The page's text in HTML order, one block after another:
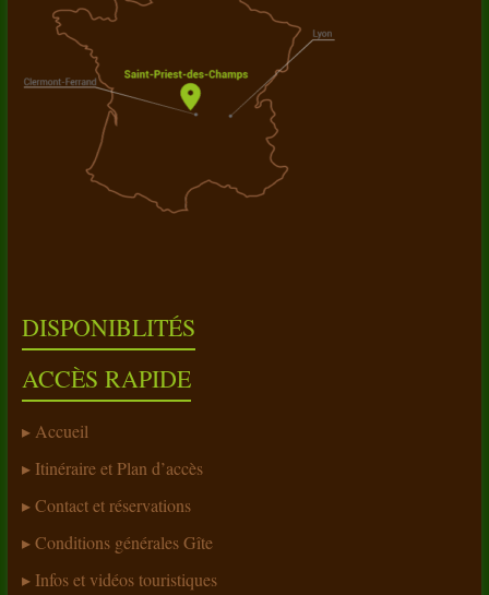
DISPONIBLITÉS
ACCÈS RAPIDE
Accueil
Itinéraire et Plan d’accès
Contact et réservations
Conditions générales Gîte
Infos et vidéos touristiques